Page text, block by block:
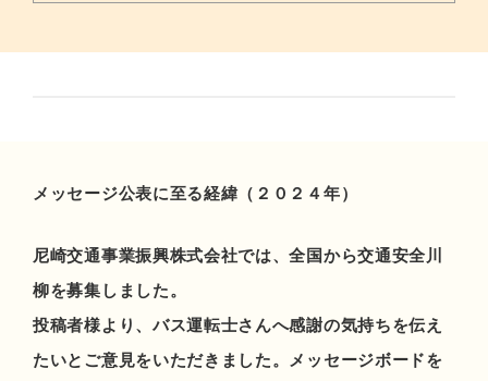
メッセージ公表に至る経緯（２０２４年）
尼崎交通事業振興株式会社では、全国から交通安全川
柳を募集しました。
投稿者様より、バス運転士さんへ感謝の気持ちを伝え
たいとご意見をいただきました。メッセージボードを